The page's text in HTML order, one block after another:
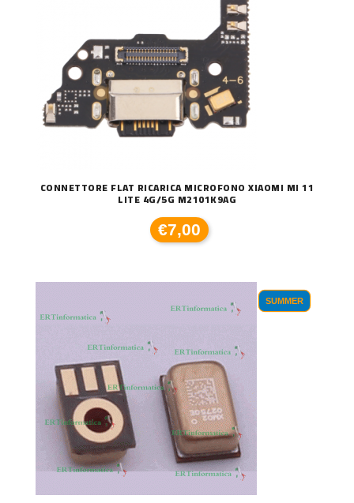
CONNETTORE FLAT RICARICA MICROFONO XIAOMI MI 11
LITE 4G/5G M2101K9AG
€7,00
SUMMER